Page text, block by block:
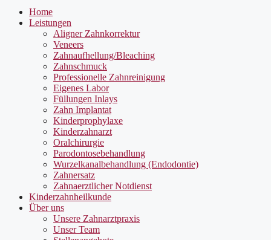
Home
Leistungen
Aligner Zahnkorrektur
Veneers
Zahnaufhellung/Bleaching
Zahnschmuck
Professionelle Zahnreinigung
Eigenes Labor
Füllungen Inlays
Zahn Implantat
Kinderprophylaxe
Kinderzahnarzt
Oralchirurgie
Parodontosebehandlung
Wurzelkanalbehandlung (Endodontie)
Zahnersatz
Zahnaerztlicher Notdienst
Kinderzahnheilkunde
Über uns
Unsere Zahnarztpraxis
Unser Team